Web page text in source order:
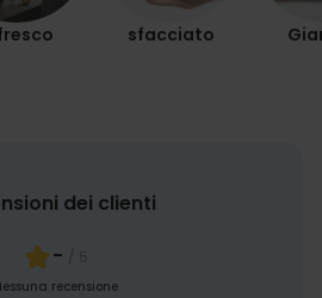
sfacciato
dei clienti
- / 5
recensione